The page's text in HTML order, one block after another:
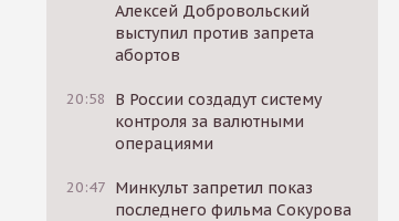
Алексей Добровольский
выступил против запрета
абортов
20:58
В России создадут систему
контроля за валютными
операциями
20:47 Минкульт запретил показ
последнего фильма Сокурова